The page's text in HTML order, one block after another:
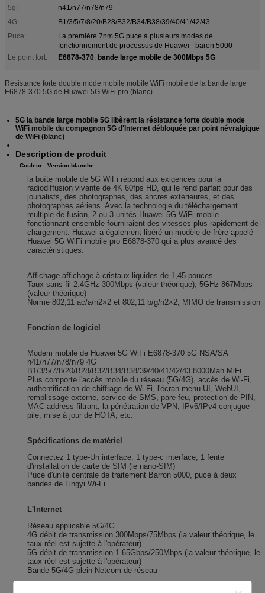
5g:
n41/n77/n78/n79
4G:
B1/3/5/7/8/20/B28/B32/B34/B38/39/40/41/42/43
Puce:
La première 7nm 5G puce à plusieurs modes de
fonctionnement de processus de Huawei - baron 5000
Le point fort:
E6878-370, bande large mobile de 300Mbps 5G
Résistance forte double mode mobile mobile WiFi mobile de la bande large
E6878-370 5G de Huawei 5G WiFi pro (blanc)
5G la bande large mobile 5G libèrent la résistance forte double mode
WiFi mobile du compagnon 5G d'Internet débloquée par point névralgique
de WiFi (blanc)
Description de produit
Couleur : Version blanche
la boîte mobile de 5G WiFi répond aux exigences pour la
radiodiffusion vivante de 4K 60fps HD, qui le rend parfait pour des
jounalists, des photographes, des ancres extérieures, et des
photographes aériens. Avec la technologie du téléchargement
multiple de fusion, 2 ou 3 unités Huawei 5G WiFi mobile
fonctionnant ensemble fourniraient des vitesses plus rapidement de
chargement. Huawei a également libéré un modèle de frère appelé
Huawei 5G WiFi mobile pro E6878-370 qui a plus avancé des
caractéristiques.
Affichage affichage à cristaux liquides de 1,45 pouces
Taux sans fil 2.4GHz 300Mbps (valeur théorique), 5GHz 867Mbps
(valeur théorique)
Norme 802,11 ac/a/n2×2 et 802,11 b/g/n2×2, MIMO de transmission
Fonction de logiciel
Modem mobile de Huawei 5G WiFi E6878-370 5G NSA/SA
n41/n77/n78/n79 4G
B1/3/5/7/8/20/B28/B32/B34/B38/39/40/41/42/43 8000Mah MiFi
Plus comporte l'accès mobile du réseau (5G/4G), accès de Wi-Fi,
authentification de chiffrage de Wi-Fi, l'écran menu UI, WebUI,
remplissage externe, service de SMS, pare-feu, protection de PIN,
MAC address filtrant, la pénétration de VPN, IPv6/IPv4 conjugue
pile, mise à jour de HOTA, etc.
Spécifications de matériel
Connectez 1 type-Un interface, 1 type-c interface, 1 fente
d'installation de carte de SIM (le nano-SIM)
Puce d'unité centrale de traitement Barron 5000, puce à deux
bandes de Lingyi Wi-Fi
L'Internet
Réseau applicable 5G/4G
4G débit de transmission 300Mbps/75Mbps (la valeur théorique, le
taux réel est sujette à l'opérateur)
5G débit de transmission 1.65Gbps/250Mbps (la valeur théorique, le
taux réel est sujette à l'opérateur)
Bande 5G/4G plein Netcom de réseau